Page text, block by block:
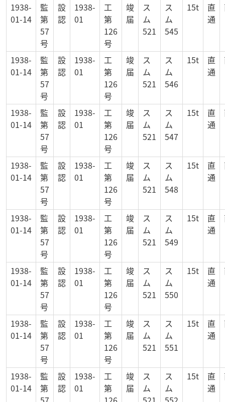
1938-
01-14
監
第
57
号
設
認
1938-
01
工
第
126
号
竣
届
ス
ム
521
ス
ム
545
15t
直
通
1938-
01-14
監
第
57
号
設
認
1938-
01
工
第
126
号
竣
届
ス
ム
521
ス
ム
546
15t
直
通
1938-
01-14
監
第
57
号
設
認
1938-
01
工
第
126
号
竣
届
ス
ム
521
ス
ム
547
15t
直
通
1938-
01-14
監
第
57
号
設
認
1938-
01
工
第
126
号
竣
届
ス
ム
521
ス
ム
548
15t
直
通
1938-
01-14
監
第
57
号
設
認
1938-
01
工
第
126
号
竣
届
ス
ム
521
ス
ム
549
15t
直
通
1938-
01-14
監
第
57
号
設
認
1938-
01
工
第
126
号
竣
届
ス
ム
521
ス
ム
550
15t
直
通
1938-
01-14
監
第
57
号
設
認
1938-
01
工
第
126
号
竣
届
ス
ム
521
ス
ム
551
15t
直
通
1938-
01-14
監
第
設
認
1938-
01
工
第
竣
届
ス
ム
ス
ム
15t
直
通